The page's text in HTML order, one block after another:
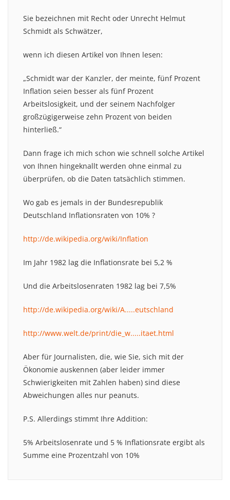
Sie bezeichnen mit Recht oder Unrecht Helmut
Schmidt als Schwätzer,
wenn ich diesen Artikel von Ihnen lesen:
„Schmidt war der Kanzler, der meinte, fünf Prozent
Inflation seien besser als fünf Prozent
Arbeitslosigkeit, und der seinem Nachfolger
großzügigerweise zehn Prozent von beiden
hinterließ.“
Dann frage ich mich schon wie schnell solche Artikel
von Ihnen hingeknallt werden ohne einmal zu
überprüfen, ob die Daten tatsächlich stimmen.
Wo gab es jemals in der Bundesrepublik
Deutschland Inflationsraten von 10% ?
http://de.wikipedia.org/wiki/Inflation
Im Jahr 1982 lag die Inflationsrate bei 5,2 %
Und die Arbeitslosenraten 1982 lag bei 7,5%
http://de.wikipedia.org/wiki/A.....eutschland
http://www.welt.de/print/die_w.....itaet.html
Aber für Journalisten, die, wie Sie, sich mit der
Ökonomie auskennen (aber leider immer
Schwierigkeiten mit Zahlen haben) sind diese
Abweichungen alles nur peanuts.
P.S. Allerdings stimmt Ihre Addition:
5% Arbeitslosenrate und 5 % Inflationsrate ergibt als
Summe eine Prozentzahl von 10%